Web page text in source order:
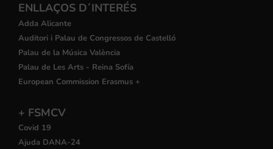
ENLLAÇOS D´INTERÉS
Adda Alicante
Auditori i Palau de Congressos de Castelló
Palau de la Música València
Palau de Les Arts - Reina Sofía
European Commission Erasmus +
+ FSMCV
Covid 19
Ajuda DANA-24